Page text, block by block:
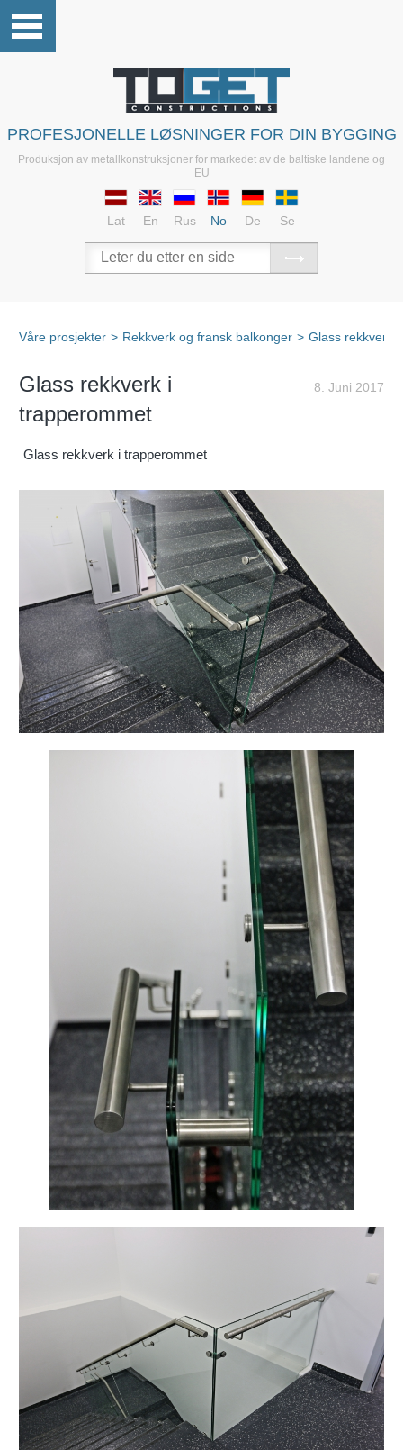
PROFESJONELLE LØSNINGER FOR DIN BYGGING
Produksjon av metallkonstruksjoner for markedet av de baltiske landene og
EU
Lat En Rus No De Se
Våre prosjekter > Rekkverk og fransk balkonger > Glass rekkverk
8. Juni 2017
Glass rekkverk i
trapperommet
Glass rekkverk i trapperommet